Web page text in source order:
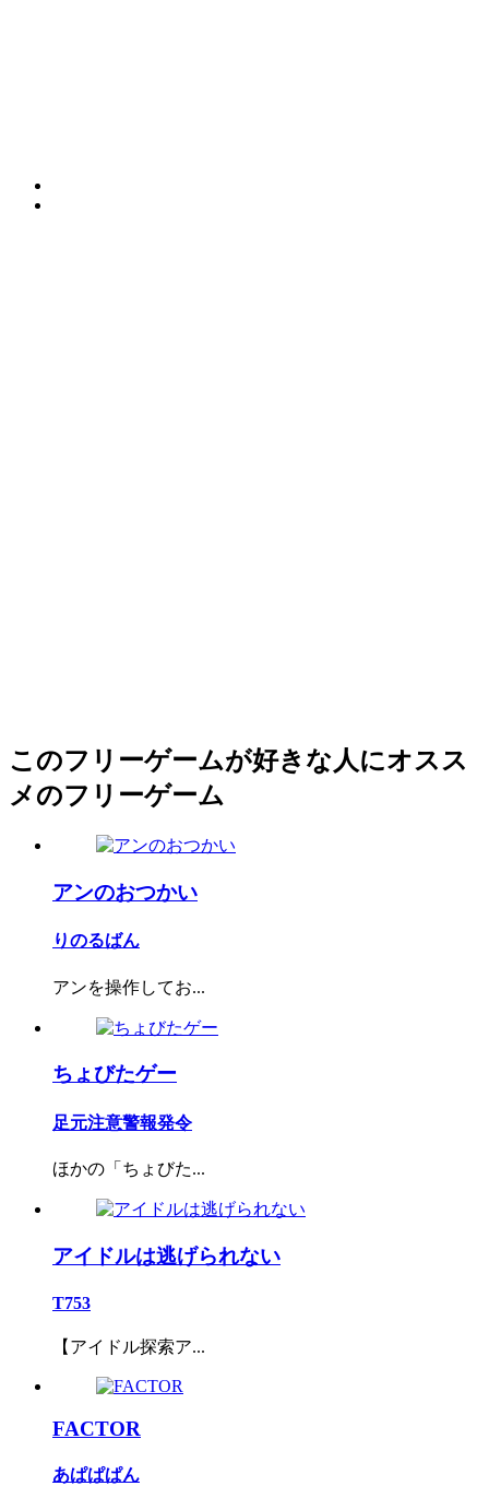
このフリーゲームが好きな人にオスス
メのフリーゲーム
アンのおつかい
りのるばん
アンを操作してお...
ちょびたゲー
足元注意警報発令
ほかの「ちょびた...
アイドルは逃げられない
T753
【アイドル探索ア...
FACTOR
あぱぱぱん